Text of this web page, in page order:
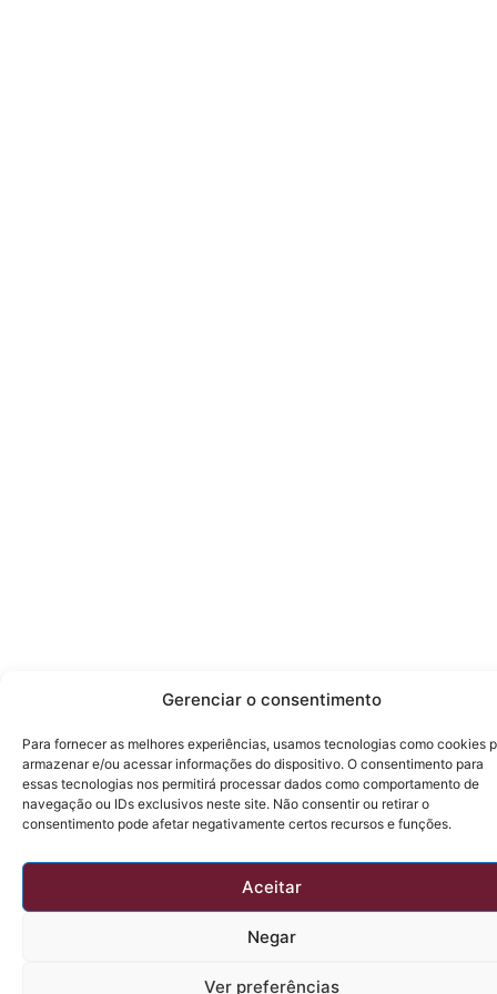
Gerenciar o consentimento
Para fornecer as melhores experiências, usamos tecnologias como cookies
armazenar e/ou acessar informações do dispositivo. O consentimento para
essas tecnologias nos permitirá processar dados como comportamento de
navegação ou IDs exclusivos neste site. Não consentir ou retirar o
consentimento pode afetar negativamente certos recursos e funções.
Aceitar
Negar
Ver preferências